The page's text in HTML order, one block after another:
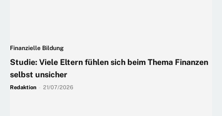
Finanzielle Bildung
Studie: Viele Eltern fühlen sich beim Thema Finanzen
selbst unsicher
Redaktion 21/07/2026